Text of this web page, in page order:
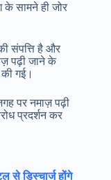
के सामने ही जोर
संपत्ति है और
पढ़ी जाने के
गई।
पर नमाज़ पढ़ी
प्रदर्शन कर
से डिस्चार्ज होंगे